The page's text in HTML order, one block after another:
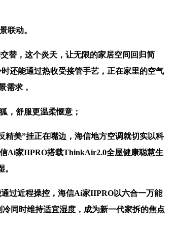
联动。
替，这个炎天，让无限的家居空间回归简
还能通过热收受接管手艺，正在家里的空气
需求，
，舒服更温柔惬意；
美”挂正在嘴边，海信地方空调就切实以科
Ai家IIPRO搭载ThinkAir2.0全屋健康聪慧生
过近程操控，海信Ai家IIPRO以六合一万能
同时维持适宜湿度，成为新一代家拆的焦点